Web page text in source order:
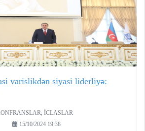
varislikdən siyasi liderliyə:
İCLASLAR
15/10/2024 19:38